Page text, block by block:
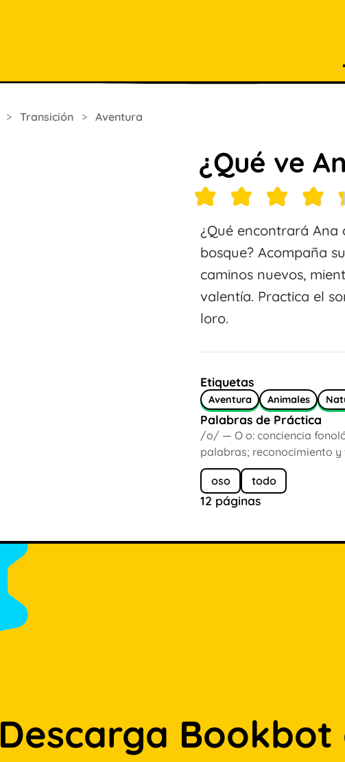
> Transición > Aventura
¿Qué ve
¿Qué encontrará
bosque? Acompaña
caminos nuevos,
valentía. Practica el
loro.
Etiquetas
Aventura Animales
Palabras de Práctica
/o/ — O o: conciencia
palabras; reconocimiento
oso todo
12 páginas
Descarga